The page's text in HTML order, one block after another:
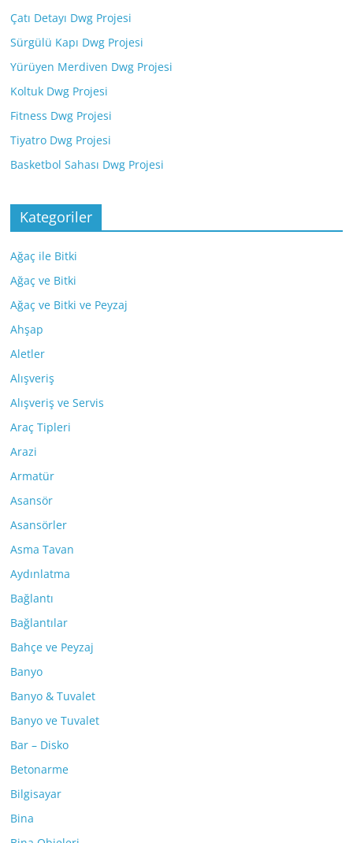
Çatı Detayı Dwg Projesi
Sürgülü Kapı Dwg Projesi
Yürüyen Merdiven Dwg Projesi
Koltuk Dwg Projesi
Fitness Dwg Projesi
Tiyatro Dwg Projesi
Basketbol Sahası Dwg Projesi
Kategoriler
Ağaç ile Bitki
Ağaç ve Bitki
Ağaç ve Bitki ve Peyzaj
Ahşap
Aletler
Alışveriş
Alışveriş ve Servis
Araç Tipleri
Arazi
Armatür
Asansör
Asansörler
Asma Tavan
Aydınlatma
Bağlantı
Bağlantılar
Bahçe ve Peyzaj
Banyo
Banyo & Tuvalet
Banyo ve Tuvalet
Bar – Disko
Betonarme
Bilgisayar
Bina